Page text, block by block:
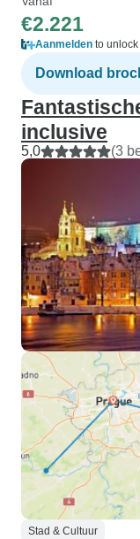
€2.221
Aanmelden to
Download
inclusive
5,0 (3
Stad & Cultuur